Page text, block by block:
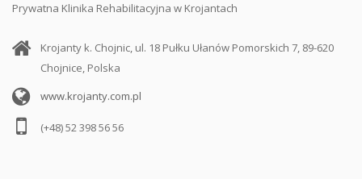
Prywatna Klinika Rehabilitacyjna w Krojantach
Krojanty k. Chojnic, ul. 18 Pułku Ułanów Pomorskich 7, 89-620
Chojnice, Polska
www.krojanty.com.pl
(+48) 52 398 56 56